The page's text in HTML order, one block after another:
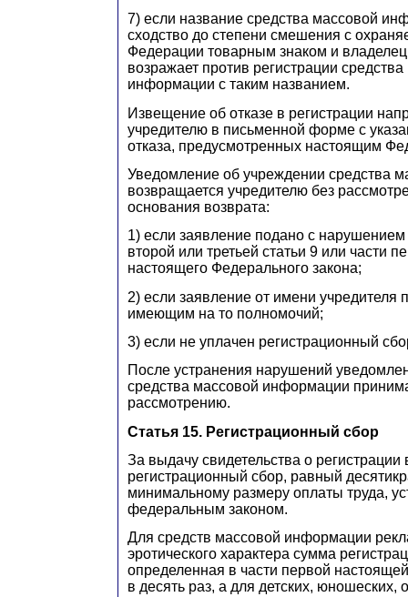
7) если название средства массовой
сходство до степени смешения с
Федерации товарным знаком и владелец
возражает против регистрации
информации с таким названием.
Извещение об отказе в регистрации
учредителю в письменной форме с
отказа, предусмотренных настоящим
Уведомление об учреждении средства
возвращается учредителю без
основания возврата:
1) если заявление подано с нарушением
второй или третьей статьи 9 или части
настоящего Федерального закона;
2) если заявление от имени учредителя
имеющим на то полномочий;
3) если не уплачен регистрационный
После устранения нарушений
средства массовой информации
рассмотрению.
Статья 15. Регистрационный сбор
За выдачу свидетельства о регистрации
регистрационный сбор, равный
минимальному размеру оплаты труда,
федеральным законом.
Для средств массовой информации
эротического характера сумма
определенная в части первой
в десять раз, а для детских, юношеских,